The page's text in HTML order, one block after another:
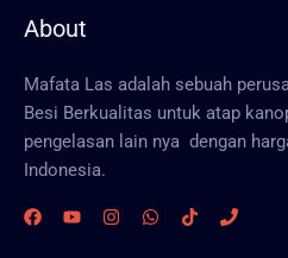
About
Mafata Las adalah sebuah
Besi Berkualitas untuk atap
pengelasan lain nya dengan
Indonesia.